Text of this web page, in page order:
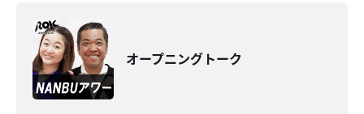
オープニングトーク